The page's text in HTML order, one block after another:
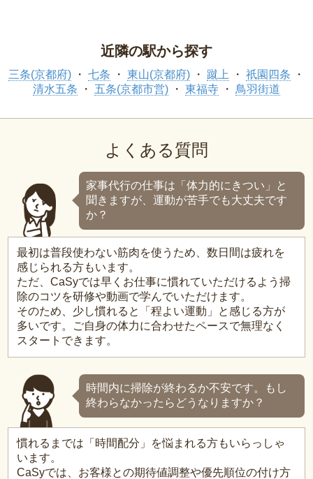
近隣の駅から探す
三条(京都府) 七条 東山(京都府) 蹴上
祇園四条
清水五条
五条(京都市営) 東福寺 鳥羽街道
よくある質問
家事代行の仕事は「体力的にきつい」と
聞きますが、運動が苦手でも大丈夫です
か？
最初は普段使わない筋肉を使うため、数日間は疲れを
感じられる方もいます。
ただ、CaSyでは早くお仕事に慣れていただけるよう掃
除のコツを研修や動画で学んでいただけます。
そのため、少し慣れると「程よい運動」と感じる方が
多いです。ご自身の体力に合わせたペースで無理なく
スタートできます。
時間内に掃除が終わるか不安です。もし
終わらなかったらどうなりますか？
慣れるまでは「時間配分」を悩まれる方もいらっしゃ
います。
CaSyでは、お客様との期待値調整や優先順位の付け方